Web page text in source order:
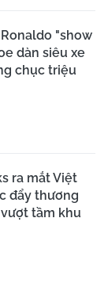
"show
dàn siêu xe
chục triệu
ra mắt Việt
đẩy thương
tầm khu